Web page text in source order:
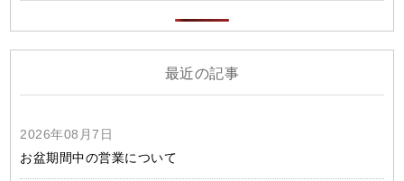
最近の記事
2026年08月7日
お盆期間中の営業について